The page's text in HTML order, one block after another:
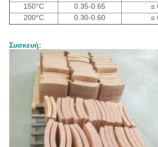
150°C
0.35-0.65
≤
200°C
0.30-0.60 ≤
Συσκευή: